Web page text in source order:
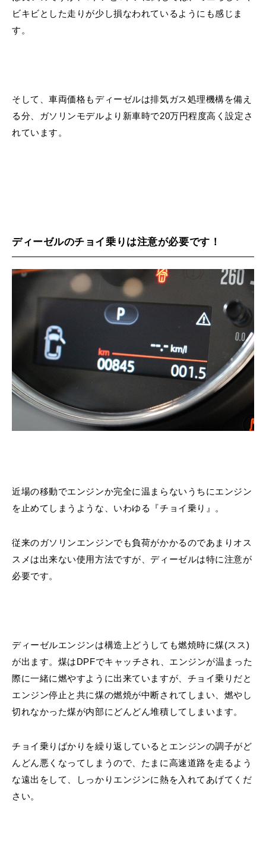
ビキビとした走りが少し損なわれているようにも感じま
す。
そして、車両価格もディーゼルは排気ガス処理機構を備え
る分、ガソリンモデルより新車時で20万円程度高く設定さ
れています。
ディーゼルのチョイ乗りは注意が必要です！
近場の移動でエンジンか完全に温まらないうちにエンジン
を止めてしまうような、いわゆる『チョイ乗り』。
従来のガソリンエンジンでも負荷がかかるのであまりオス
スメは出来ない使用方法ですが、ディーゼルは特に注意が
必要です。
ディーゼルエンジンは構造上どうしても燃焼時に煤(スス)
が出ます。煤はDPFでキャッチされ、エンジンが温まった
際に一緒に燃やすように出来ていますが、チョイ乗りだと
エンジン停止と共に煤の燃焼が中断されてしまい、燃やし
切れなかった煤が内部にどんどん堆積してしまいます。
チョイ乗りばかりを繰り返しているとエンジンの調子がど
んどん悪くなってしまうので、たまに高速道路を走るよう
な遠出をして、しっかりエンジンに熱を入れてあげてくだ
さい。